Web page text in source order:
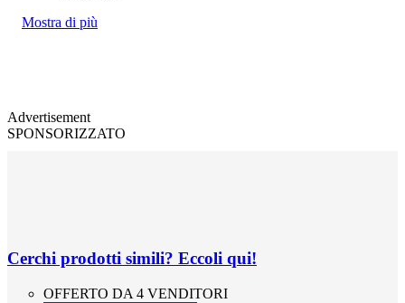
Mostra di più
Advertisement
SPONSORIZZATO
Cerchi prodotti simili? Eccoli qui!
OFFERTO DA 4 VENDITORI